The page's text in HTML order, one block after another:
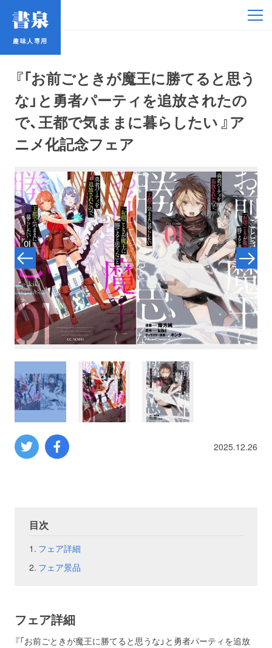
趣味人専用
『「お前ごときが魔王に勝てると思う
な」と勇者パーティを追放されたの
で、王都で気ままに暮らしたい 』ア
ニメ化記念フェア
2025.12.26
目次
フェア詳細
フェア景品
フェア詳細
『「お前ごときが魔王に勝てると思うな」と勇者パーティを追放
趣味人専用
アイドル
鉄道・バス
コミック・ラノベ
占い
プロレス
数学
ミリタリー
お問い合わせ